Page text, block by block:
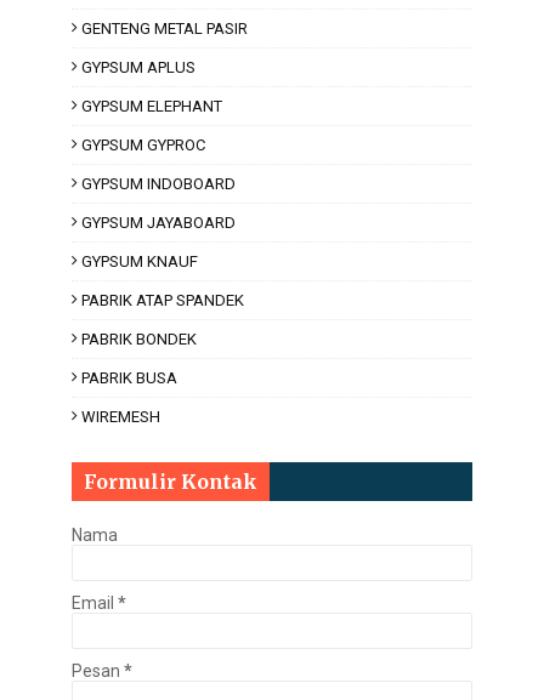
GENTENG METAL PASIR
GYPSUM APLUS
GYPSUM ELEPHANT
GYPSUM GYPROC
GYPSUM INDOBOARD
GYPSUM JAYABOARD
GYPSUM KNAUF
PABRIK ATAP SPANDEK
PABRIK BONDEK
PABRIK BUSA
WIREMESH
Formulir Kontak
Nama
Email *
Pesan *